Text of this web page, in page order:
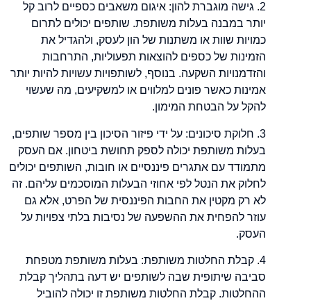
2. גישה מוגברת להון: איגום משאבים כספיים לרוב קל
יותר במבנה בעלות משותפת. שותפים יכולים לתרום
כמויות שוות או משתנות של הון לעסק, ולהגדיל את
הזמינות של כספים להוצאות תפעוליות, התרחבות
והזדמנויות השקעה. בנוסף, לשותפויות עשויות להיות יותר
אמינות כאשר פונים למלווים או למשקיעים, מה שעשוי
להקל על הבטחת המימון.
3. חלוקת סיכונים: על ידי פיזור הסיכון בין מספר שותפים,
בעלות משותפת יכולה לספק תחושת ביטחון. אם העסק
מתמודד עם אתגרים פיננסיים או חובות, השותפים יכולים
לחלוק את הנטל לפי אחוזי הבעלות המוסכמים עליהם. זה
לא רק מקטין את החבות הפיננסית של הפרט, אלא גם
עוזר להפחית את ההשפעה של נסיבות בלתי צפויות על
העסק.
4. קבלת החלטות משותפת: בעלות משותפת מטפחת
סביבה שיתופית שבה לשותפים יש דעה בתהליך קבלת
ההחלטות. קבלת החלטות משותפת זו יכולה להוביל